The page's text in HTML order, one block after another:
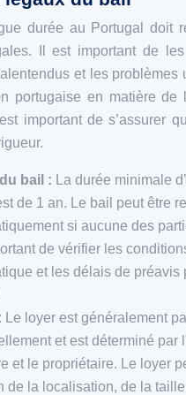
durée au Portugal doit
Il est important de
et les problèmes
portugaise en matière de
important de s’assurer
bail :
La durée minimale
de 1 an. Le bail peut être
si aucune des
de vérifier les
et les délais de préavis
Le loyer est généralement
et est déterminé par
et le propriétaire. Le loyer
de la localisation, de la taille